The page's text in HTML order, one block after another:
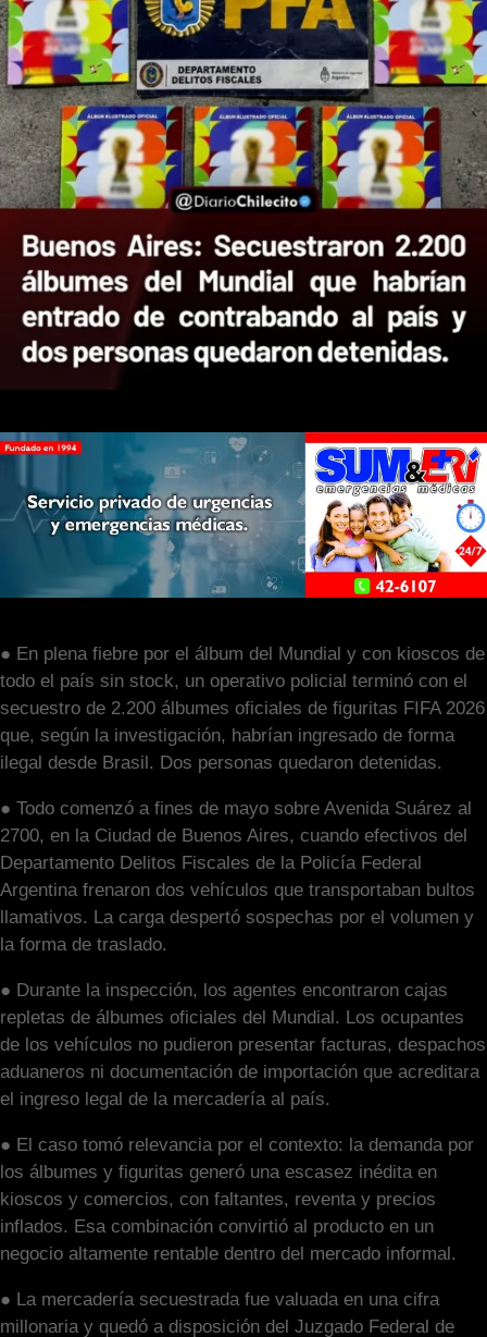
● En plena fiebre por el álbum del Mundial y con kioscos de
todo el país sin stock, un operativo policial terminó con el
secuestro de 2.200 álbumes oficiales de figuritas FIFA 2026
que, según la investigación, habrían ingresado de forma
ilegal desde Brasil. Dos personas quedaron detenidas.
● Todo comenzó a fines de mayo sobre Avenida Suárez al
2700, en la Ciudad de Buenos Aires, cuando efectivos del
Departamento Delitos Fiscales de la Policía Federal
Argentina frenaron dos vehículos que transportaban bultos
llamativos. La carga despertó sospechas por el volumen y
la forma de traslado.
● Durante la inspección, los agentes encontraron cajas
repletas de álbumes oficiales del Mundial. Los ocupantes
de los vehículos no pudieron presentar facturas, despachos
aduaneros ni documentación de importación que acreditara
el ingreso legal de la mercadería al país.
● El caso tomó relevancia por el contexto: la demanda por
los álbumes y figuritas generó una escasez inédita en
kioscos y comercios, con faltantes, reventa y precios
inflados. Esa combinación convirtió al producto en un
negocio altamente rentable dentro del mercado informal.
● La mercadería secuestrada fue valuada en una cifra
millonaria y quedó a disposición del Juzgado Federal de